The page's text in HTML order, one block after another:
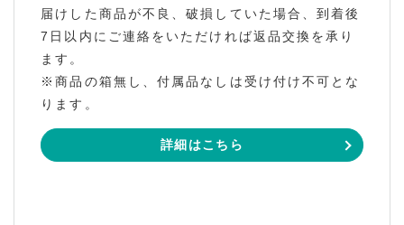
届けした商品が不良、破損していた場合、到着後
7日以内にご連絡をいただければ返品交換を承り
ます。
※商品の箱無し、付属品なしは受け付け不可とな
ります。
詳細はこちら